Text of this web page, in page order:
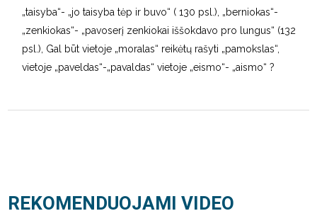
„taisyba“- „jo taisyba tėp ir buvo“ ( 130 psl.), „berniokas“-
„zenkiokas“- „pavoserį zenkiokai iššokdavo pro lungus“ (132
psl.), Gal būt vietoje „moralas“ reikėtų rašyti „pamokslas“,
vietoje „paveldas“-„pavaldas“ vietoje „eismo“- „aismo“ ?
REKOMENDUOJAMI VIDEO